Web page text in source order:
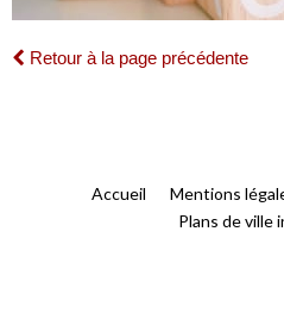
Retour à la page précédente
Accueil Mentions
Plans de ville